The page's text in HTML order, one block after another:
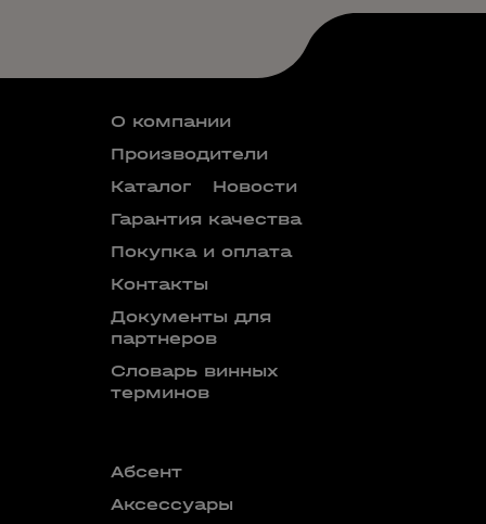
О компании
Производители
Каталог
Новости
Гарантия качества
Покупка и оплата
Контакты
Документы для
партнеров
Словарь винных
терминов
Абсент
Аксессуары